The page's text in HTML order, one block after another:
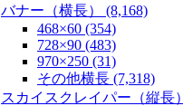
バナー（横長） (8,168)
468×60 (354)
728×90 (483)
970×250 (31)
その他横長 (7,318)
スカイスクレイパー（縦長